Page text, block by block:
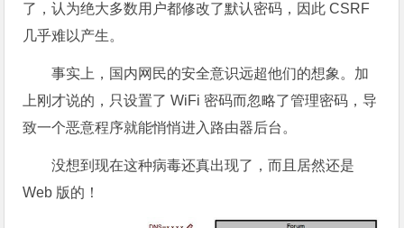
了，认为绝大多数用户都修改了默认密码，因此 CSRF
几乎难以产生。
事实上，国内网民的安全意识远超他们的想象。加
上刚才说的，只设置了 WiFi 密码而忽略了管理密码，导
致一个恶意程序就能悄悄进入路由器后台。
没想到现在这种病毒还真出现了，而且居然还是
Web 版的！